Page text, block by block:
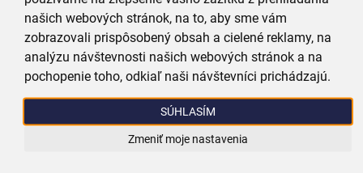
našich webových stránok, na to, aby sme vám
zobrazovali prispôsobený obsah a cielené reklamy, na
analýzu návštevnosti našich webových stránok a na
pochopenie toho, odkiaľ naši návštevníci prichádzajú.
SÚHLASÍM
Zmeniť moje nastavenia
Kuchynská škrabka
skladom